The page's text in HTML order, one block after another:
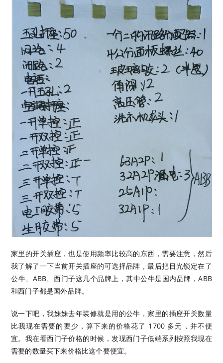
家里的开关插座，也是使用频率比较高的东西，需要注意，然后
我了解了一下当前开关插座的可选择品牌，最后把目光锁定在了
公牛、ABB、西门子这几个品牌上，其中公牛是国内品牌，ABB
和西门子都是国外品牌。
说一下吧，我妹妹去年装修就是用的公牛，家里的插座开关数量
比我现在需要的要少，算下来的价格花了 1700 多元，并不便
宜。我在看西门子价格的时候，发现西门子低端系列按照我现在
需要的数量买下来价格比这个要便宜。